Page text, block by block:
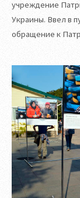
учреждение
Украины. Ввел в
обращение к